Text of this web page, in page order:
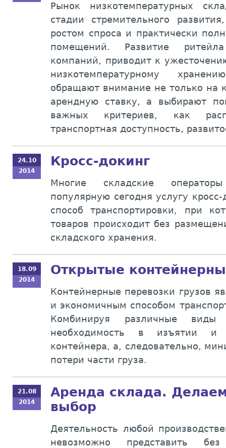
Рынок низкотемпературных
стадии стремительного
ростом спроса и практически
помещений. Развитие
компаний, приводит к
низкотемпературному
обращают внимание не только на
арендную ставку, а выбирают
важных критериев, как
транспортная доступность,
24.10
2014
Кросс-докинг
Многие складские
популярную сегодня услугу
способ транспортировки, при
товаров происходит без
складского хранения.
18.09
2014
Открытые
Контейнерные перевозки грузов
и экономичным способом
Комбинируя различные виды
необходимость в изъятии и
контейнера, а, следовательно,
потери части груза.
21.08
2014
Аренда склада.
выбор
Деятельность любой
невозможно представить